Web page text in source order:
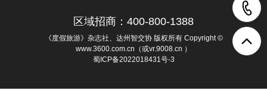
区域招商：400-800-1388
《度假旅游》杂志社、达州智交协 版权所有 Copyright ©
www.3600.com.cn（或vr.9008.cn ）
蜀ICP备2022018431号-3